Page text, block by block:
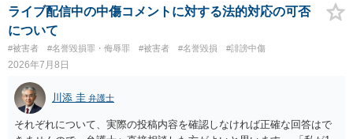
していたことを伝えるのと同じ効果をもちます。もちろん不倫はよく
ないことですが、それを別の方（とりわけ、女性にとって最も知られ
たくない相手である夫）に事実上であれ伝えることは別の法的問題
（プライバシー権侵害の問題）が発生します。
ライブ配信中の中傷コメントに対する法的対応の可否
について
#被害者 #名誉毀損罪・侮辱罪 #被害者 #名誉毀損 #誹謗中傷
2026年7月8日
川添 圭 弁護士
それぞれについて、実際の投稿内容を確認しなければ正確な回答はで